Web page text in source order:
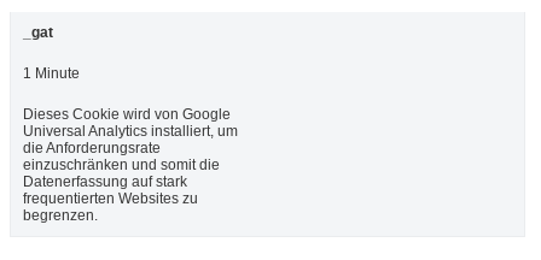
_gat
1 Minute
Dieses Cookie wird von Google
Universal Analytics installiert, um
die Anforderungsrate
einzuschränken und somit die
Datenerfassung auf stark
frequentierten Websites zu
begrenzen.